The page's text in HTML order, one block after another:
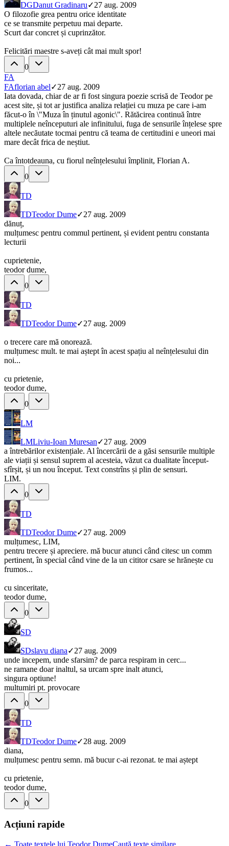
DGDanut Gradinaru✓27 aug. 2009
O filozofie grea pentru orice identitate
ce se transmite perpetuu mai departe.
Scurt dar concret și cuprinzător.
Felicitări maestre s-aveți cât mai mult spor!
0
FA
FAflorian abel✓27 aug. 2009
Iata dovada, chiar de ar fi fost singura poezie scrisă de Teodor pe
acest site, și tot ar justifica analiza relației cu muza pe care i-am
făcut-o în \"Muza în ținutul agonic\". Rătăcirea continuă între
multiplele neînceputuri ale infinitului, fuga de sensurile înțelese spre
altele necăutate tocmai pentru că teama de certitudini e uneori mai
mare decât frica de neștiut.
Ca întotdeauna, cu fiorul neînțelesului împlinit, Florian A.
0
TD
TDTeodor Dume✓27 aug. 2009
dănuț,
mulțumesc pentru commul pertinent, și evident pentru constanta
lecturii
cuprietenie,
teodor dume,
0
TD
TDTeodor Dume✓27 aug. 2009
o trecere care mă onorează.
mulțumesc mult. te mai aștept în acest spațiu al neînțelesului din
noi...
cu prietenie,
teodor dume,
0
LM
LMLiviu-Ioan Muresan✓27 aug. 2009
a întrebărilor existențiale. Al încercării de a găsi sensurile multiple
ale viații și sensul suprem al acesteia, văzut ca dualitate început-
sfîrșit, și un nou început. Text constrîns și plin de sensuri.
LIM.
0
TD
TDTeodor Dume✓27 aug. 2009
mulțumesc, LIM,
pentru trecere și apreciere. mă bucur atunci când citesc un comm
pertinent, în special când vine de la un cititor csare se hrănește cu
frumos...
cu sinceritate,
teodor dume,
0
SD
SDslavu diana✓27 aug. 2009
unde incepem, unde sfarsim? de parca respiram in cerc...
ne ramane doar inaltul, sa urcam spre inalt atunci,
singura optiune!
multumiri pt. provocare
0
TD
TDTeodor Dume✓28 aug. 2009
diana,
mulțumesc pentru semn. mă bucur c-ai rezonat. te mai aștept
cu prietenie,
teodor dume,
0
Acțiuni rapide
← Toate textele lui Teodor DumeCaută texte similare